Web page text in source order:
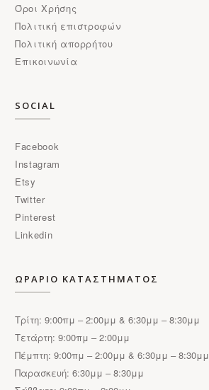
Όροι Χρήσης
Πολιτική επιστροφών
Πολιτική απορρήτου
Επικοινωνία
SOCIAL
Facebook
Instagram
Etsy
Twitter
Pinterest
Linkedin
ΩΡΑΡΙΟ ΚΑΤΑΣΤΗΜΑΤΟΣ
Τρίτη: 9:00πμ – 2:00μμ & 6:30μμ – 8:30μμ
Τετάρτη: 9:00πμ – 2:00μμ
Πέμπτη: 9:00πμ – 2:00μμ & 6:30μμ – 8:30μμ
Παρασκευή: 6:30μμ – 8:30μμ